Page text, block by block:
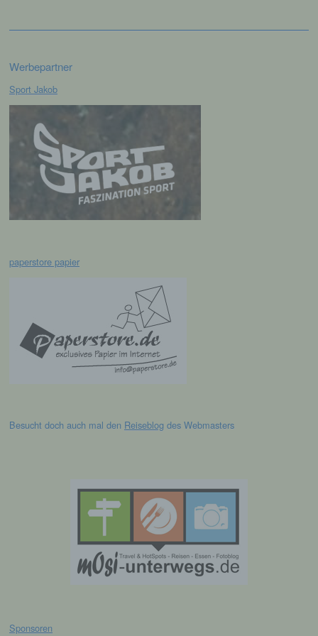
Werbepartner
Sport Jakob
paperstore papier
Besucht doch auch mal den Reiseblog des Webmasters
Sponsoren
Verknüpfung, die Einschränkung, das
Einschränkung der Verarbeitung ist die
personenbezogener Daten mit dem Ziel, ihre
künftige Verarbeitung einzuschränken.
e) Profiling
darin besteht, dass diese
werden, um bestimmte persönliche Aspekte,
die sich auf eine natürliche Person beziehen,
zu bewerten, insbesondere, um Aspekte
bezüglich Arbeitsleistung, wirtschaftlicher
Lage, Gesundheit, persönlicher Vorlieben,
Interessen, Zuverlässigkeit, Verhalten,
Aufenthaltsort oder Ortswechsel dieser
natürlichen Person zu analysieren oder
auf welche die personenbezogenen Daten
ohne Hinzuziehung zusätzlicher
Informationen nicht mehr einer spezifischen
betroffenen Person zugeordnet werden
können, sofern diese zusätzlichen
Informationen gesondert aufbewahrt werden
und technischen und organisatorischen